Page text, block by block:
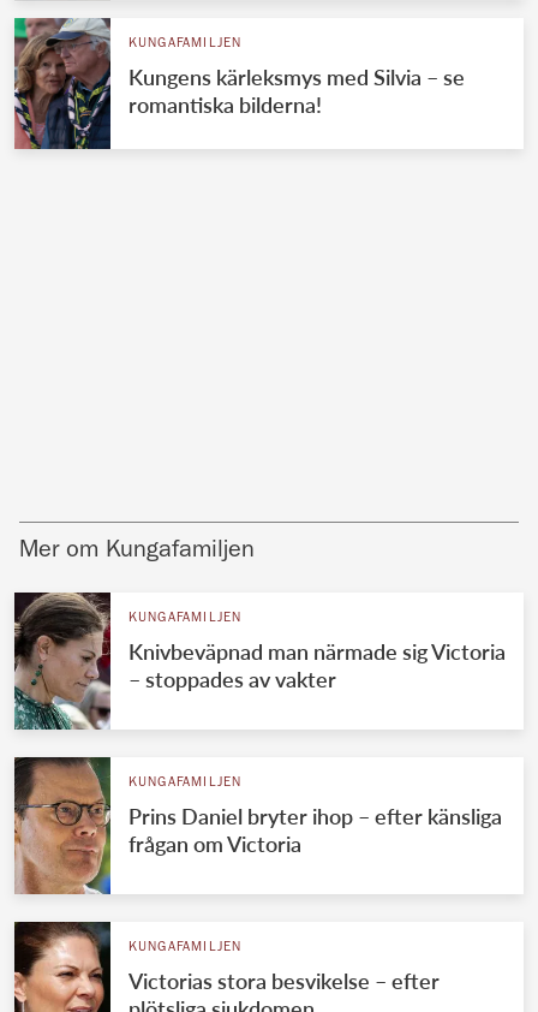
KUNGAFAMILJEN
Kungens kärleksmys med Silvia – se
romantiska bilderna!
Mer om Kungafamiljen
KUNGAFAMILJEN
Knivbeväpnad man närmade sig Victoria
– stoppades av vakter
KUNGAFAMILJEN
Prins Daniel bryter ihop – efter känsliga
frågan om Victoria
KUNGAFAMILJEN
Victorias stora besvikelse – efter